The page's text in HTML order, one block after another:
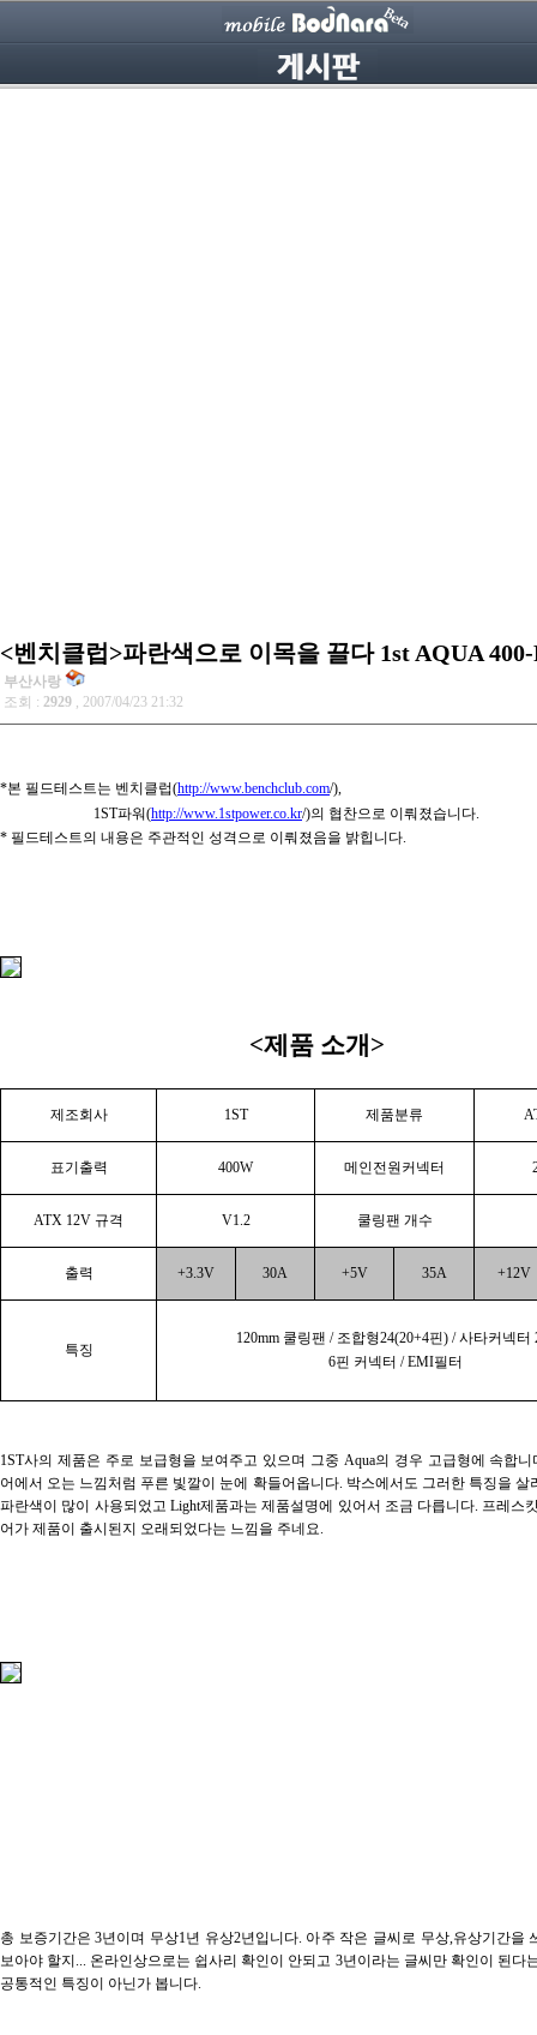
<벤치클럽>파란색으로 이목을 끌다 1st AQUA
부산사랑
조회 : 2929 , 2007/04/23 21:32
*본 필드테스트는 벤치클럽(http://www.benchclub.com/),
1ST파워(http://www.1stpower.co.kr/)의 협찬으로 이뤄졌습니다.
* 필드테스트의 내용은 주관적인 성격으로 이뤄졌음을 밝힙니다.
<제품 소개>
제조회사 1ST 제품분류
표기출력 400W 메인전원커넥터
ATX 12V 규격 V1.2 쿨링팬 개수
출력 +3.3V 30A +5V 35A +12V
특징
120mm 쿨링팬 / 조합형24(20+4핀) / 사타커넥터
6핀 커넥터 / EMI필터
1ST사의 제품은 주로 보급형을 보여주고 있으며 그중 Aqua의 경우 고급형에 속합니
어에서 오는 느낌처럼 푸른 빛깔이 눈에 확들어옵니다. 박스에서도 그러한 특징을 살
파란색이 많이 사용되었고 Light제품과는 제품설명에 있어서 조금 다릅니다. 프레스
어가 제품이 출시된지 오래되었다는 느낌을 주네요.
총 보증기간은 3년이며 무상1년 유상2년입니다. 아주 작은 글씨로 무상,유상기간을
보아야 할지... 온라인상으로는 쉽사리 확인이 안되고 3년이라는 글씨만 확인이 된다
공통적인 특징이 아닌가 봅니다.